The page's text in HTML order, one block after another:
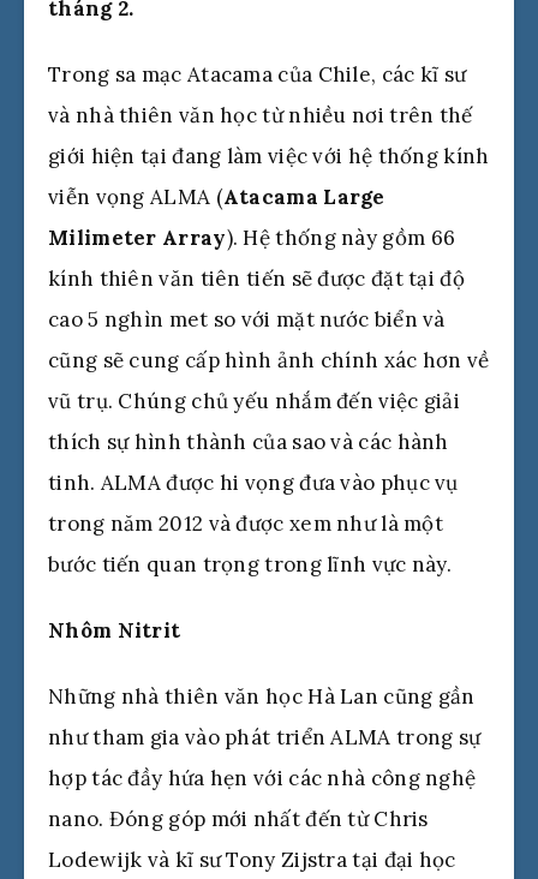
tháng 2.
Trong sa mạc Atacama của Chile, các kĩ sư
và nhà thiên văn học từ nhiều nơi trên thế
giới hiện tại đang làm việc với hệ thống kính
viễn vọng ALMA (Atacama Large
Milimeter Array). Hệ thống này gồm 66
kính thiên văn tiên tiến sẽ được đặt tại độ
cao 5 nghìn met so với mặt nước biển và
cũng sẽ cung cấp hình ảnh chính xác hơn về
vũ trụ. Chúng chủ yếu nhắm đến việc giải
thích sự hình thành của sao và các hành
tinh. ALMA được hi vọng đưa vào phục vụ
trong năm 2012 và được xem như là một
bước tiến quan trọng trong lĩnh vực này.
Nhôm Nitrit
Những nhà thiên văn học Hà Lan cũng gần
như tham gia vào phát triển ALMA trong sự
hợp tác đầy hứa hẹn với các nhà công nghệ
nano. Đóng góp mới nhất đến từ Chris
Lodewijk và kĩ sư Tony Zijstra tại đại học